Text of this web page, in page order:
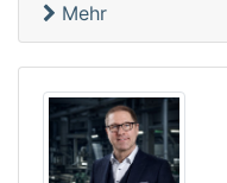
Mehr